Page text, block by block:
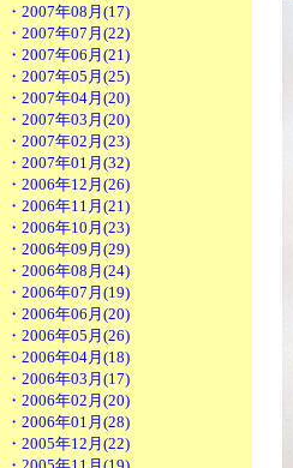
・2007年08月(17)
・2007年07月(22)
・2007年06月(21)
・2007年05月(25)
・2007年04月(20)
・2007年03月(20)
・2007年02月(23)
・2007年01月(32)
・2006年12月(26)
・2006年11月(21)
・2006年10月(23)
・2006年09月(29)
・2006年08月(24)
・2006年07月(19)
・2006年06月(20)
・2006年05月(26)
・2006年04月(18)
・2006年03月(17)
・2006年02月(20)
・2006年01月(28)
・2005年12月(22)